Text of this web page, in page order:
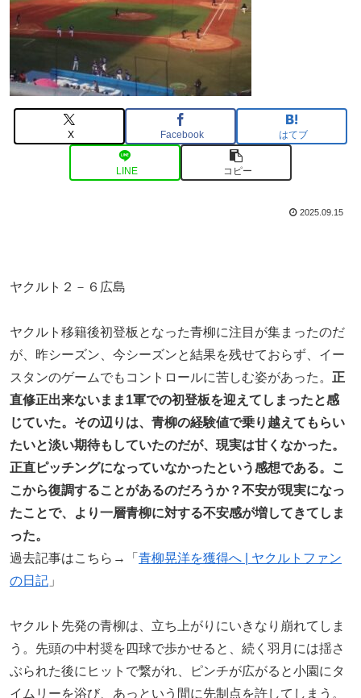
X Facebook はてブ
LINE コピー
2025.09.15
ヤクルト２－６広島
ヤクルト移籍後初登板となった青柳に注目が集まったのだ
が、昨シーズン、今シーズンと結果を残せておらず、イー
スタンのゲームでもコントロールに苦しむ姿があった。 正
直修正出来ないまま1軍での初登板を迎えてしまったと感
じていた。その辺りは、青柳の経験値で乗り越えてもらい
たいと淡い期待もしていたのだが、現実は甘くなかった。
正直ピッチングになっていなかったという感想である。こ
こから復調することがあるのだろうか？不安が現実になっ
たことで、より一層青柳に対する不安感が増してきてしま
った。
過去記事はこちら→「 青柳晃洋を獲得へ | ヤクルトファン
の日記 」
ヤクルト先発の青柳は、立ち上がりにいきなり崩れてしま
う。先頭の中村奨を四球で歩かせると、続く羽月には揺さ
ぶられた後にヒットで繋がれ、ピンチが広がると小園にタ
イムリーを浴び、あっという間に先制点を許してしまう。